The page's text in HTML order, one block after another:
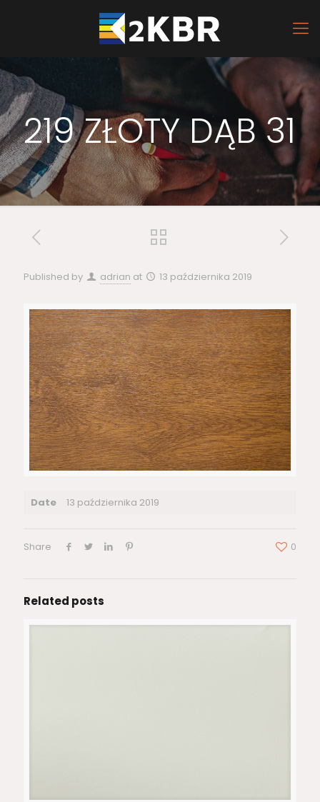
219 ZŁOTY DĄB 31
Published by adrian at 13 października 2019
Date 13 października 2019
Share 0
Related posts